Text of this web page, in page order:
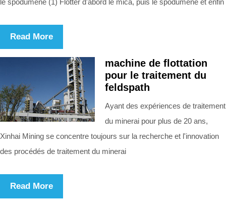
Read More
machine de flottation
pour le traitement du
feldspath
Ayant des expériences de traitement
du minerai pour plus de 20 ans,
Xinhai Mining se concentre toujours sur la recherche et l'innovation
des procédés de traitement du minerai
Read More